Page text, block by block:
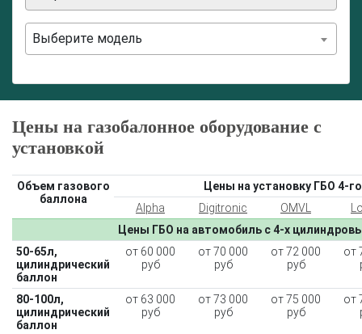
Выберите модель
Цены на газобалонное оборудование с
установкой
Объем газового
баллона
Цены на установку ГБО 4-
Alpha
Digitronic OMVL
Цены ГБО на автомобиль с 4-х
50-65л,
цилиндрический
баллон
от 60 000
руб
от 70 000
руб
от 72 000
руб
от
80-100л,
цилиндрический
баллон
от 63 000
руб
от 73 000
руб
от 75 000
руб
от